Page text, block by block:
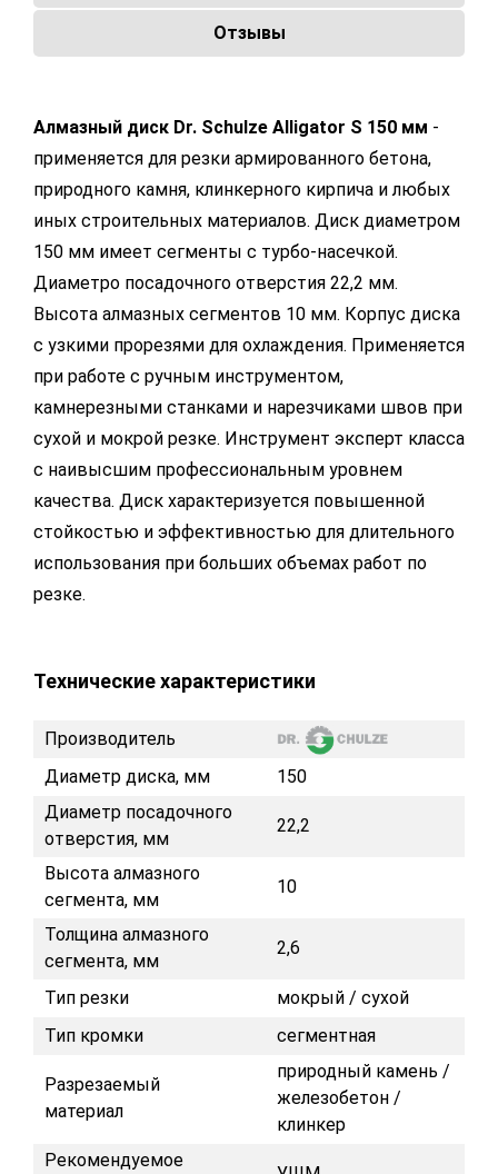
Отзывы
Алмазный диск Dr. Schulze Alligator S 150 мм -
применяется для резки армированного бетона,
природного камня, клинкерного кирпича и любых
иных строительных материалов. Диск диаметром
150 мм имеет сегменты с турбо-насечкой.
Диаметро посадочного отверстия 22,2 мм.
Высота алмазных сегментов 10 мм. Корпус диска
с узкими прорезями для охлаждения. Применяется
при работе с ручным инструментом,
камнерезными станками и нарезчиками швов при
сухой и мокрой резке. Инструмент эксперт класса
с наивысшим профессиональным уровнем
качества. Диск характеризуется повышенной
стойкостью и эффективностью для длительного
использования при больших объемах работ по
резке.
Технические характеристики
Производитель
Диаметр диска, мм
150
Диаметр посадочного
отверстия, мм
22,2
Высота алмазного
сегмента, мм
10
Толщина алмазного
сегмента, мм
2,6
Тип резки
мокрый / сухой
Тип кромки
сегментная
Разрезаемый
материал
природный камень /
железобетон /
клинкер
Рекомендуемое